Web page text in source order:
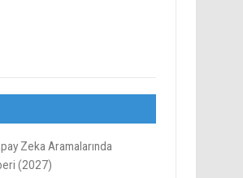
Zeka Aramalarında
(2027)